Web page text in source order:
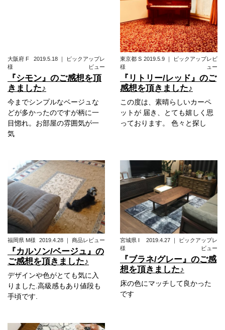
大阪府 F
様
2019.5.18 ｜
ピックアップレ
ビュー
『シモン』のご感想を頂
きました♪
今までシンプルなベージュな
どが多かったのですが柄に一
目惚れ。お部屋の雰囲気が一
気
東京都 S
様
2019.5.9 ｜
ピックアップレビ
ュー
『リトリー/レッド』のご
感想を頂きました♪
この度は、素晴らしいカーペ
ットが 届き、とても嬉しく思
っております。 色々と探し
福岡県 M様 2019.4.28 ｜ 商品レビュー
『カルソン/ベージュ』の
ご感想を頂きました♪
デザインや色がとても気に入
りました.高級感もあり値段も
手頃です.
宮城県 I
様
2019.4.27 ｜
ピックアップレ
ビュー
『ブラネ/グレー』のご感
想を頂きました♪
床の色にマッチして良かった
です